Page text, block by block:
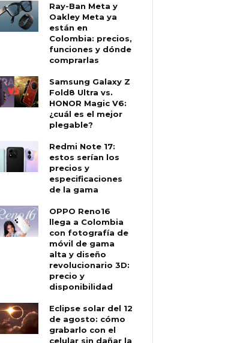
Ray-Ban Meta y
Oakley Meta ya
están en
Colombia: precios,
funciones y dónde
comprarlas
Samsung Galaxy Z
Fold8 Ultra vs.
HONOR Magic V6:
¿cuál es el mejor
plegable?
Redmi Note 17:
estos serían los
precios y
especificaciones
de la gama
OPPO Reno16
llega a Colombia
con fotografía de
móvil de gama
alta y diseño
revolucionario 3D:
precio y
disponibilidad
Eclipse solar del 12
de agosto: cómo
grabarlo con el
celular sin dañar la